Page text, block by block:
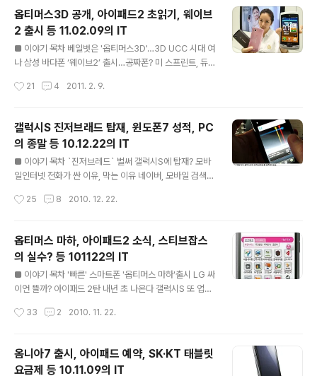
해 말 2세대 윈도우 폰 7 망고 버전 국내 출시 보드나라 기
사보기 지난 21일 한국MS는 모바일 플랫폼 '윈도우 폰
7'에 대한 미디어 브리핑 행사를 가졌다. 올해 하반기에 출
시 예정인 윈도우폰7의 다음 버전에 대한 소개와 개발자를
위한 전략과 목표를 말했다.본 기사에 윈도우폰7에 대한
발표회 동영상도 있으니 윈도우폰7에 대해 궁금하다면 참
옵티머스3D 공개, 아이패드2 초읽기, 웨이브
2 출시 등 11.02.09의 IT
■ 이야기 목차 베일벗은 '옵티머스3D'…3D UCC 시대 여
나 삼성 바다폰 ‘웨이브2’ 출시…공짜폰? 미 스프린트, 듀
행사 실시 애플, 아이패드2 생산…출시 초읽기 웹기반 안드
D'…3D UCC 시대 여나 아시아경제 기사보기 관심이 집중
되던 LG의 새로운 스마트폰인 옵티머스3D가 공개됐다.
후면에 2개의 카메라를 장착하여 3D영상을 촬영할 수 있
으며, 안경 없이 3D영상을 감상할 수 있는 디스플레이 등
용한 것으로 보아 LG가 차세대 무기로 3D를 강력하게 미
21 4 2011. 2. 9.
갤럭시S 진저브래드 탑재, 윈도폰7 성적, PC
의 종말 등 10.12.22의 IT
■ 이야기 목차 `진저브레드` 벌써 갤럭시S에 탑재? 모바
일인터넷 전화가 싼 이유, 막는 이유 네이버, 모바일 검색광
0만대 판매 팬택 `베가엑스` PC와 속도경쟁 팬택 “5년내
탑재? 디지털타임스 기사보기 구글 안드로이드 OS 2.3
(진저브래드) 소스코드가 공개되자, 실력있는 개발자들이
발빠르게 진저브래드를 스마트폰에 설치하고 있다. XDA
포럼이라는 개발사 사이트에서는 만들어진 각 디바이스별
'커스텀롬'이 인터넷에 돌고 있으며, 비교적 간단한 설치 툴
다. 유럽판 갤럭시S I-9000, 넥서스원, HTC HD2 용 진
25 8 2010. 12. 22.
옵티머스 마하, 아이패드2 소식, 스티브잡스
의 실수? 등 101122의 IT
■ 이야기 목차 '빠른' 스마트폰 '옵티머스 마하'출시 LG 싸
이언 뜰까? 아이패드 2탄 내년 초 나온다 갤럭시S 또 업
니다 KT, 스마트폰 테이크 출시 진화하는 스팸메일, '블록
싸이언 뜰까? 한경닷컴 기사보기 LG에서 텍사스인스트루
먼트의 'OMAP3630' CPU를 탑재한 옵티머스 마하를
선보였다. 이 폰은 음성 통화칩과 멀티미디어 칩 두개가 들
33 2 2010. 11. 22.
옴니아7 출시, 아이패드 예약, SK·KT 태블릿
요금제 등 10.11.09의 IT